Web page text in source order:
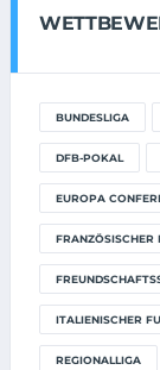
BUNDESLIGA
DFB-POKAL
EUROPA
FRANZÖSISCHER
ITALIENISCHER
REGIONALLIGA